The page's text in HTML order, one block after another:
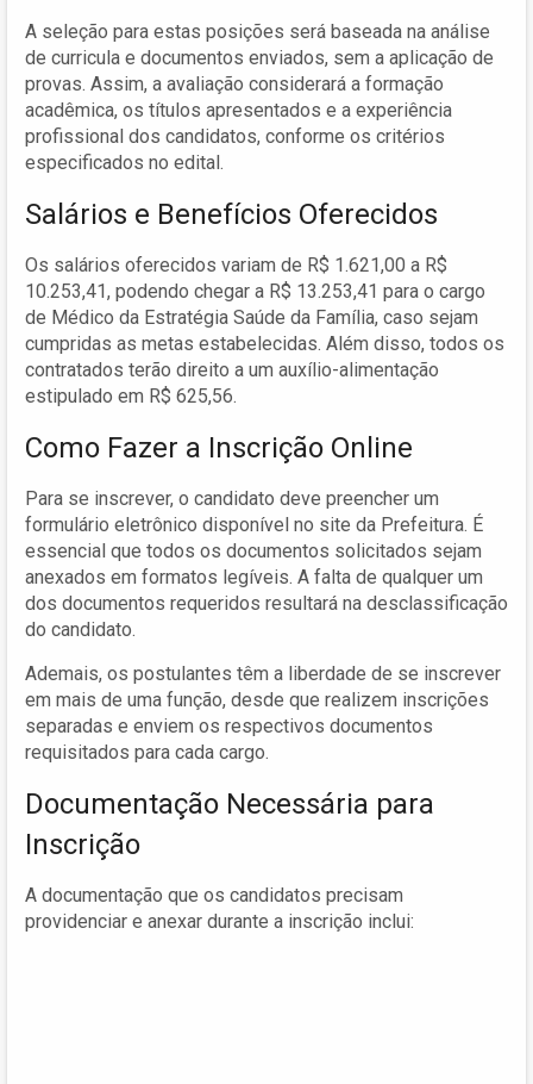
A seleção para estas posições será baseada na análise
de curricula e documentos enviados, sem a aplicação de
provas. Assim, a avaliação considerará a formação
acadêmica, os títulos apresentados e a experiência
profissional dos candidatos, conforme os critérios
especificados no edital.
Salários e Benefícios Oferecidos
Os salários oferecidos variam de R$ 1.621,00 a R$
10.253,41, podendo chegar a R$ 13.253,41 para o cargo
de Médico da Estratégia Saúde da Família, caso sejam
cumpridas as metas estabelecidas. Além disso, todos os
contratados terão direito a um auxílio-alimentação
estipulado em R$ 625,56.
Como Fazer a Inscrição Online
Para se inscrever, o candidato deve preencher um
formulário eletrônico disponível no site da Prefeitura. É
essencial que todos os documentos solicitados sejam
anexados em formatos legíveis. A falta de qualquer um
dos documentos requeridos resultará na desclassificação
do candidato.
Ademais, os postulantes têm a liberdade de se inscrever
em mais de uma função, desde que realizem inscrições
separadas e enviem os respectivos documentos
requisitados para cada cargo.
Documentação Necessária para
Inscrição
A documentação que os candidatos precisam
providenciar e anexar durante a inscrição inclui: